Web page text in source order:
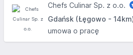
Chefs Culinar Sp. z o.o.
Gdańsk (Łęgowo -
umowa o pracę